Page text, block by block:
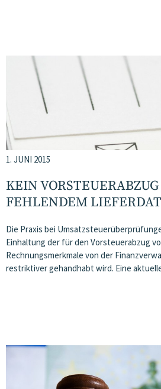
1. JUNI 2015
KEIN
FEHLENDEM
Die Praxis bei
Einhaltung der für den Vorsteuerabzug
Rechnungsmerkmale von der
restriktiver gehandhabt wird. Eine